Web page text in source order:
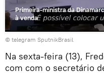
Primeira-ministra da
à venda
© telegram SputnikBrasil
Na sexta-feira (13),
com com o secretário